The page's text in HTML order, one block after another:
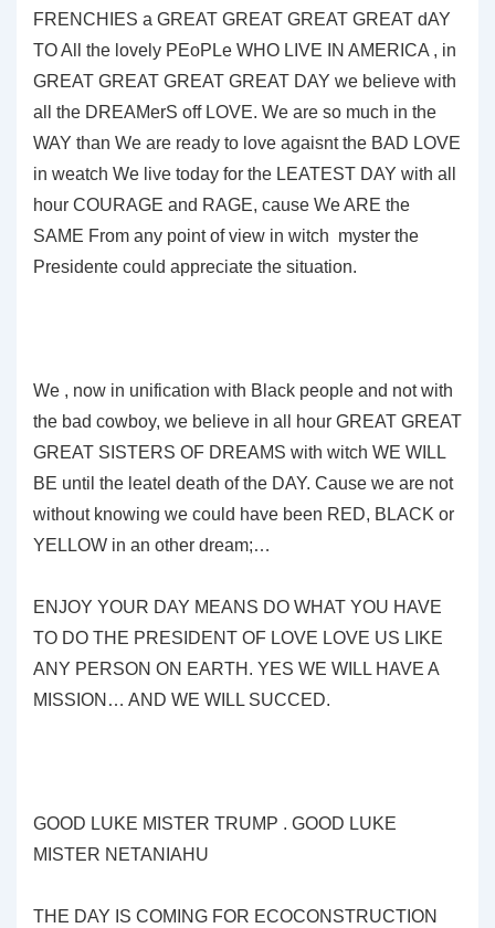
FRENCHIES a GREAT GREAT GREAT GREAT dAY
TO All the lovely PEoPLe WHO LIVE IN AMERICA , in
GREAT GREAT GREAT GREAT DAY we believe with
all the DREAMerS off LOVE. We are so much in the
WAY than We are ready to love agaisnt the BAD LOVE
in weatch We live today for the LEATEST DAY with all
hour COURAGE and RAGE, cause We ARE the
SAME From any point of view in witch myster the
Presidente could appreciate the situation.
We , now in unification with Black people and not with
the bad cowboy, we believe in all hour GREAT GREAT
GREAT SISTERS OF DREAMS with witch WE WILL
BE until the leatel death of the DAY. Cause we are not
without knowing we could have been RED, BLACK or
YELLOW in an other dream;…
ENJOY YOUR DAY MEANS DO WHAT YOU HAVE
TO DO THE PRESIDENT OF LOVE LOVE US LIKE
ANY PERSON ON EARTH. YES WE WILL HAVE A
MISSION… AND WE WILL SUCCED.
GOOD LUKE MISTER TRUMP . GOOD LUKE
MISTER NETANIAHU
THE DAY IS COMING FOR ECOCONSTRUCTION